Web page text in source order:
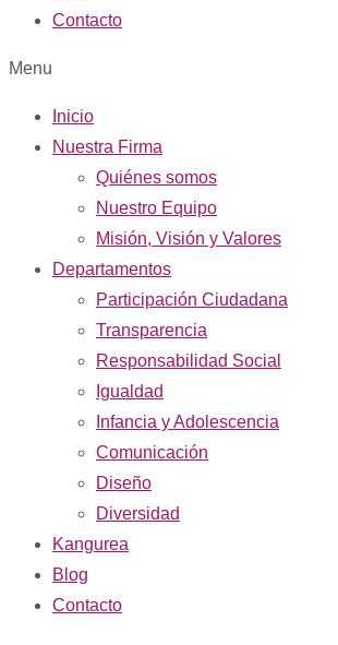
Contacto
Menu
Inicio
Nuestra Firma
Quiénes somos
Nuestro Equipo
Misión, Visión y Valores
Departamentos
Participación Ciudadana
Transparencia
Responsabilidad Social
Igualdad
Infancia y Adolescencia
Comunicación
Diseño
Diversidad
Kangurea
Blog
Contacto